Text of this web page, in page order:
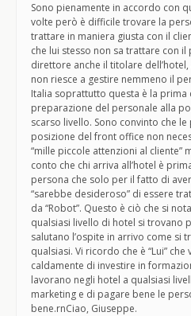
Sono pienamente in accordo con
volte però è difficile trovare la
trattare in maniera giusta con il
che lui stesso non sa trattare con
direttore anche il titolare
non riesce a gestire nemmeno il
Italia soprattutto questa è la prima
preparazione del personale alla
scarso livello. Sono convinto che
posizione del front office non
“mille piccole attenzioni al cliente”
conto che chi arriva all’hotel è
persona che solo per il fatto di
“sarebbe desideroso” di essere
da “Robot”. Questo è ciò che si
qualsiasi livello di hotel si trovano
salutano l’ospite in arrivo come si
qualsiasi. Vi ricordo che è “Lui”
caldamente di investire in
lavorano negli hotel a qualsiasi
marketing e di pagare bene le
bene.rnCiao, Giuseppe.